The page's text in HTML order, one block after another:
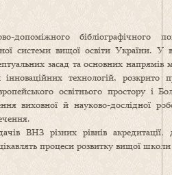
допоміжного бібліографічного
системи вищої освіти України. У
засад та основних напрямів
інноваційних технологій,
освітнього простору і
виховної й науково-дослідної
ВНЗ різних рівнів акредитації,
процеси розвитку вищої